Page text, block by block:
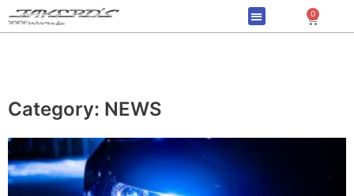
容
プ
0
Cart
Category: NEWS